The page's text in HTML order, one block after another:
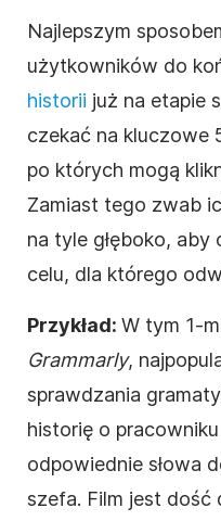
Najlepszym
użytkowników do
historii już na etapie
czekać na kluczowe
po których mogą
Zamiast tego zwab
na tyle głęboko,
celu, dla którego
Przykład: W tym 1-
Grammarly,
sprawdzania
historię o
odpowiednie słowa
szefa. Film jest dość